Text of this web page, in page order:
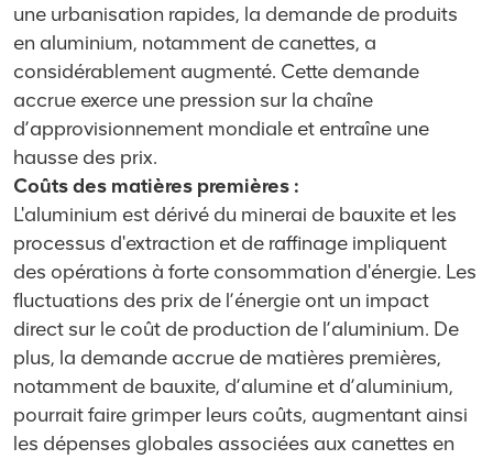
une urbanisation rapides, la demande de produits
en aluminium, notamment de canettes, a
considérablement augmenté. Cette demande
accrue exerce une pression sur la chaîne
d’approvisionnement mondiale et entraîne une
hausse des prix.
Coûts des matières premières :
L'aluminium est dérivé du minerai de bauxite et les
processus d'extraction et de raffinage impliquent
des opérations à forte consommation d'énergie. Les
fluctuations des prix de l’énergie ont un impact
direct sur le coût de production de l’aluminium. De
plus, la demande accrue de matières premières,
notamment de bauxite, d’alumine et d’aluminium,
pourrait faire grimper leurs coûts, augmentant ainsi
les dépenses globales associées aux canettes en